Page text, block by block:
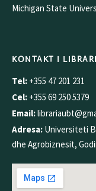
Michigan State
KONTAKT I
Tel: +355 47 201 231
Cel: +355 69 250 5379
Email:
Adresa: Universiteti
dhe Agrobiznesit,